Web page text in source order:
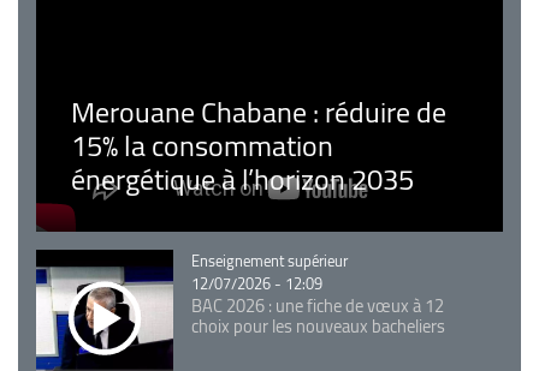
Merouane Chabane : réduire de
15% la consommation
énergétique à l’horizon 2035
Catégorie
Enseignement supérieur
12/07/2026 - 12:09
BAC 2026 : une fiche de vœux à 12
choix pour les nouveaux bacheliers